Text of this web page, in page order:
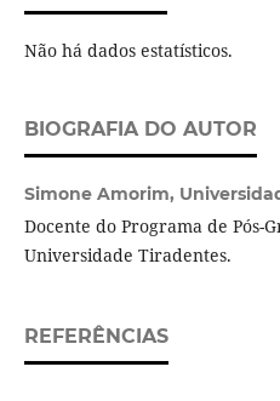
Não há dados estatísticos.
BIOGRAFIA DO AUTOR
Simone Amorim,
Docente do Programa de Pós-
Universidade Tiradentes.
REFERÊNCIAS